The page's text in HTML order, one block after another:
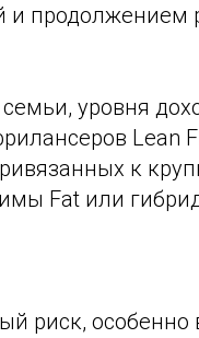
продолжением
уровня
Lean
к
Fat или
риск, особенно